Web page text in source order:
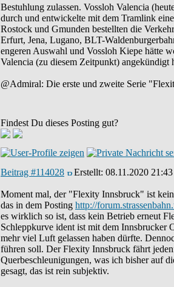
Bestuhlung zulassen. Vossloh Valencia
durch und entwickelte mit dem Tramlink
Rostock und Gmunden bestellten die
Erfurt, Jena, Lugano, BLT-
engeren Auswahl und Vossloh Kiepe hätte
Valencia (zu diesem Zeitpunkt) angekündigt
@Admiral: Die erste und zweite Serie
Findest Du dieses Posting gut?
Beitrag #114028 Erstellt: 08.11.2020 21:43
Moment mal, der "Flexity Innsbruck" ist
das in dem Posting http://
es wirklich so ist, dass kein Betrieb erneut
Schleppkurve ident ist mit dem Innsbrucker
mehr viel Luft gelassen haben dürfte.
führen soll. Der Flexity Innsbruck fährt
Querbeschleunigungen, was ich bisher auf
gesagt, das ist rein subjektiv.